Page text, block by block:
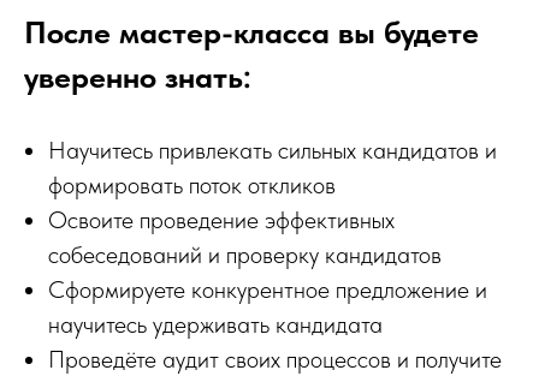
После мастер-класса вы будете
уверенно знать:
Научитесь привлекать сильных кандидатов и
формировать поток откликов
Освоите проведение эффективных
собеседований и проверку кандидатов
Сформируете конкурентное предложение и
научитесь удерживать кандидата
Проведёте аудит своих процессов и получите